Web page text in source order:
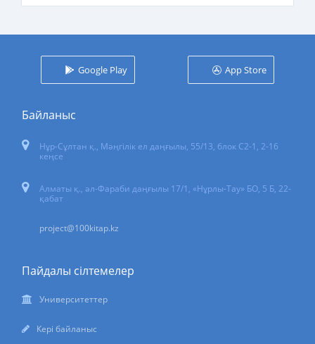
Google Play App Store
Байланыс
Нұр-Сұлтан қ., Мәңгілік ел даңғылы, 55/13, блок С2-1, 2-16
кеңсе
Алматы қ., әл-Фараби даңғылы 17/1, «Нұрлы-Тау» БО, 5 Б, 22-
қабат
project@100kitap.kz
Пайдалы сілтемелер
Университеттер
Кері байланыс